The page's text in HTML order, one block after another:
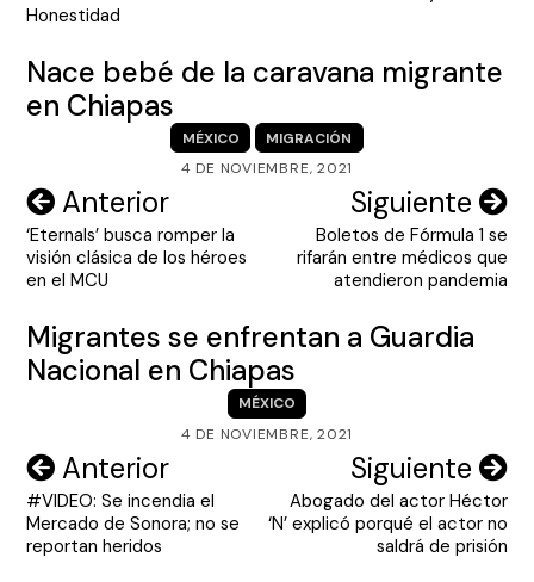
Honestidad
Nace bebé de la caravana migrante
en Chiapas
MÉXICO
MIGRACIÓN
4 DE NOVIEMBRE, 2021
Navegación
de
entradas
Anterior
‘Eternals’ busca romper la
visión clásica de los héroes
en el MCU
Siguiente
Boletos de Fórmula 1 se
rifarán entre médicos que
atendieron pandemia
Migrantes se enfrentan a Guardia
Nacional en Chiapas
MÉXICO
4 DE NOVIEMBRE, 2021
Navegación
de
entradas
Anterior
#VIDEO: Se incendia el
Mercado de Sonora; no se
reportan heridos
Siguiente
Abogado del actor Héctor
‘N’ explicó porqué el actor no
saldrá de prisión